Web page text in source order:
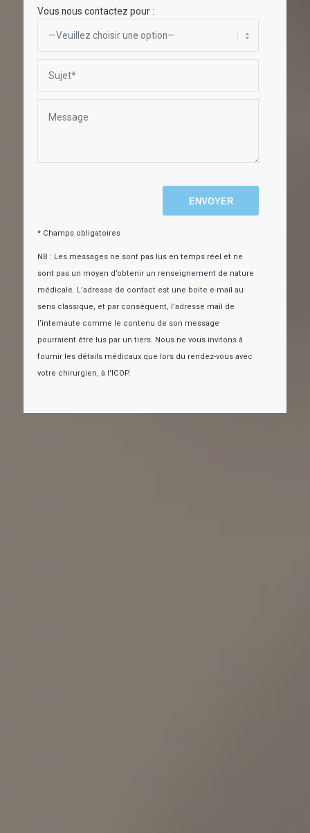
Vous nous contactez pour :
* Champs obligatoires
NB : Les messages ne sont pas lus en temps réel et ne
sont pas un moyen d’obtenir un renseignement de nature
médicale. L’adresse de contact est une boite e-mail au
sens classique, et par conséquent, l’adresse mail de
l’internaute comme le contenu de son message
pourraient être lus par un tiers. Nous ne vous invitons à
fournir les détails médicaux que lors du rendez-vous avec
votre chirurgien, à l'ICOP.